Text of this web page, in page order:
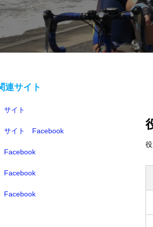
連サイト
サイト
サイト Facebook
Facebook
Facebook
Facebook